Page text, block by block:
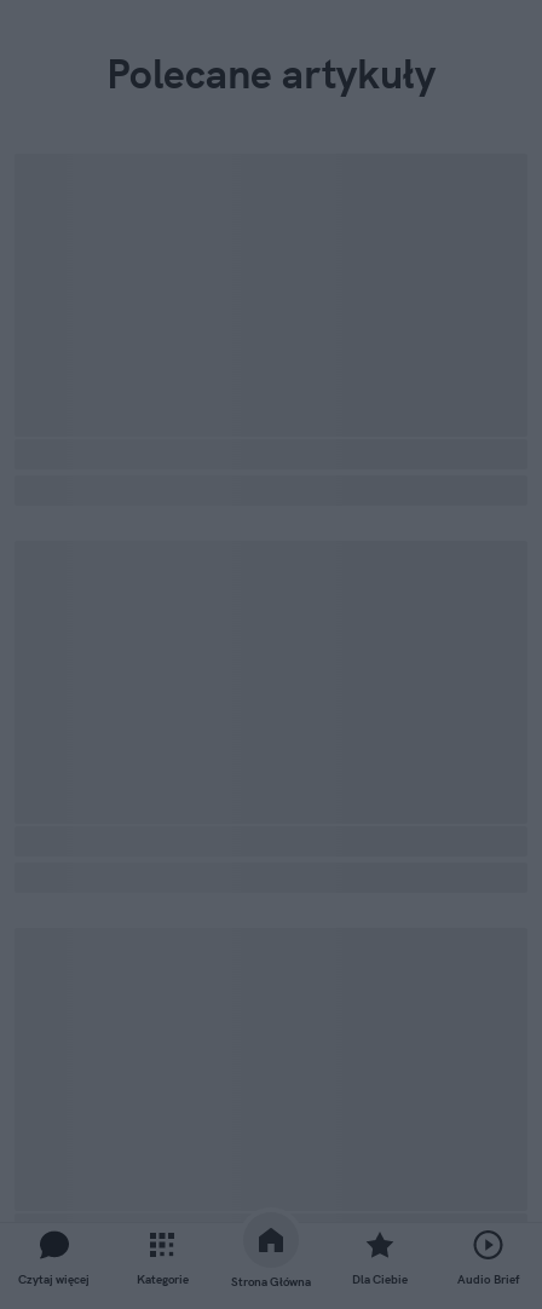
Czytaj więcej Kategorie Strona Główna Dla Ciebie Audio Brief
Polecane artykuły